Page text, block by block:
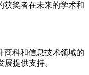
获奖者在未来的学术和
商科和信息技术领域的
提供支持。